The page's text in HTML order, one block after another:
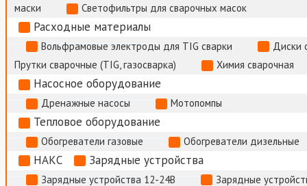
маски
Светофильтры для сварочных масок
Расходные материалы
Вольфрамовые электроды для TIG сварки
Диски
Прутки сварочные (TIG, газосварка)
Химия сварочная
Насосное оборудование
Дренажные насосы Мотопомпы
Тепловое оборудование
Обогреватели газовые Обогреватели дизельные
НАКС Зарядные устройства
Зарядные устройства 12-24В Зарядные